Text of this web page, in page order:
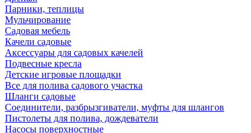
Парники, теплицы
Мульчирование
Садовая мебель
Качели садовые
Аксессуары для садовых качелей
Подвесные кресла
Детские игровые площадки
Все для полива садового участка
Шланги садовые
Соединители, разбрызгиватели, муфты для шлангов
Пистолеты для полива, дождеватели
Насосы поверхностные